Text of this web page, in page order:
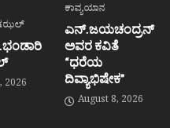
2026
ಕಾವ್ಯಯಾನ
ಎನ್.ಜಯಚಂದ್ರನ್
ಅವರ ಕವಿತೆ
“ಧರೆಯ
ದಿವ್ಯಾಭಿಷೇಕ”
August 8, 2026